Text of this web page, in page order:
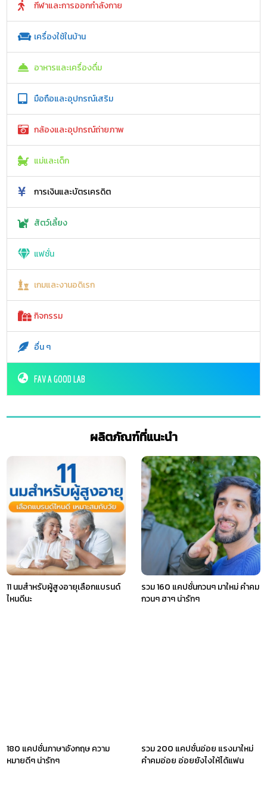
กีฬาและการออกกำลังกาย
เครื่องใช้ในบ้าน
อาหารและเครื่องดื่ม
มือถือและอุปกรณ์เสริม
กล้องและอุปกรณ์ถ่ายภาพ
แม่และเด็ก
การเงินและบัตรเครดิต
สัตว์เลี้ยง
แฟชั่น
เกมและงานอดิเรก
กิจกรรม
อื่น ๆ
FAV A GOOD LAB
ผลิตภัณฑ์ที่แนะนำ
11 นมสำหรับผู้สูงอายุเลือกแบรนด์
ไหนดีนะ
รวม 160 แคปชั่นกวนๆ มาใหม่ คําคม
กวนๆ ฮาๆ น่ารักๆ
180 แคปชั่นภาษาอังกฤษ ความ
หมายดีๆ น่ารักๆ
รวม 200 แคปชั่นอ่อย แรงมาใหม่
คำคมอ่อย อ่อยยังไงให้ได้แฟน